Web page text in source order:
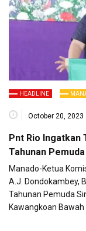
HEADLINE
October 20, 2023
Pnt Rio Ingatkan
Tahunan
Manado-Ketua
A.J. Dondokambey,
Tahunan Pemuda
Kawangkoan Bawah